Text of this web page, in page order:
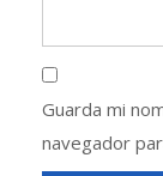
Guarda mi
navegador